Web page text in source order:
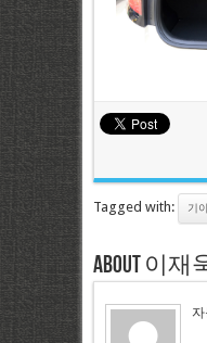
Tagged with: 기
About 이재